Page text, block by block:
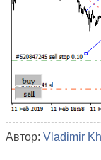
Автор: Vladimir